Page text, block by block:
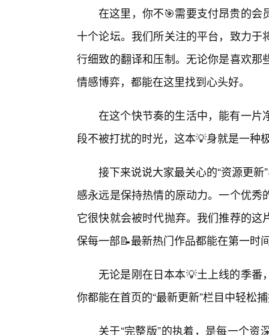
在这里，你不🎯需要支付昂贵的会
十个论坛。我们所关注的平台，致力
行细致的翻译和压制。无论你是喜欢
情感博弈，都能在这里找到心头好。
在这个快节奏的生活中，能有一片
段不被打扰的时光，这本💡身就是一种
接下来说说大家最关心的“资源更
感永远是保持热情的原动力。一个优
它很快就会被时代抛弃。我们推荐的
保每一部📝最新热门作品都能在第一时
无论是刚在日本本💡土上线的季番
你都能在首页的“最新更新”栏目中轻松
关于“完整版”的执着，是每一个